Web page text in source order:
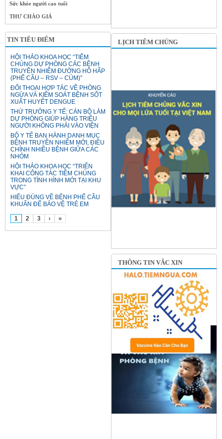
Sức khỏe người cao tuổi
THƯ CHÀO GIÁ
TIN TIÊU ĐIỂM
HỘI THẢO KHOA HỌC “TIÊM
CHỦNG DỰ PHÒNG CÁC BỆNH
TRUYỀN NHIỄM ĐƯỜNG HÔ HẤP
(PHẾ CẦU – RSV – CÚM)”
ĐỐI THOẠI HỢP TÁC VỀ PHÒNG
NGỪA VÀ KIỂM SOÁT BỆNH SỐT
XUẤT HUYẾT DENGUE
THỨ TRƯỞNG Y TẾ: CÁN BỘ LÀM
DỰ PHÒNG GIÚP HÀNG TRIỆU
NGƯỜI KHÔNG PHẢI VÀO VIỆN
BỘ Y TẾ BAN HÀNH DANH MỤC
BỆNH TRUYỀN NHIỄM MỚI, ĐIỀU
CHỈNH NHIỀU BỆNH GIỮA CÁC
NHÓM
HỘI THẢO KHOA HỌC “TRIỂN
KHAI CÔNG TÁC TIÊM CHỦNG
TRONG TÌNH HÌNH MỚI TẠI KHU
VỰC”
HIỂU ĐÚNG VỀ BỆNH PHẾ CẦU
KHUẨN ĐỂ BẢO VỆ TRẺ EM
1 2 3 › »
LỊCH TIÊM CHỦNG
THÔNG TIN VẮC XIN